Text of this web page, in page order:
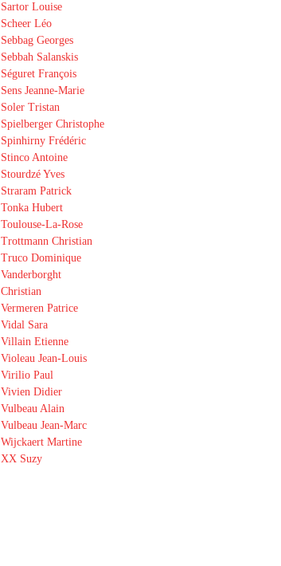
Sartor Louise
Scheer Léo
Sebbag Georges
Sebbah Salanskis
Séguret François
Sens Jeanne-Marie
Soler Tristan
Spielberger Christophe
Spinhirny Frédéric
Stinco Antoine
Stourdzé Yves
Straram Patrick
Tonka Hubert
Toulouse-La-Rose
Trottmann Christian
Truco Dominique
Vanderborght
Christian
Vermeren Patrice
Vidal Sara
Villain Etienne
Violeau Jean-Louis
Virilio Paul
Vivien Didier
Vulbeau Alain
Vulbeau Jean-Marc
Wijckaert Martine
XX Suzy